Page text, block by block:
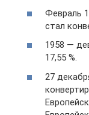
Февраль
стал
1958 —
17,55 %.
27